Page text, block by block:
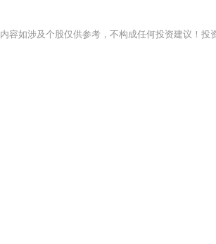
内容如涉及个股仅供参考，不构成任何投资建议！投